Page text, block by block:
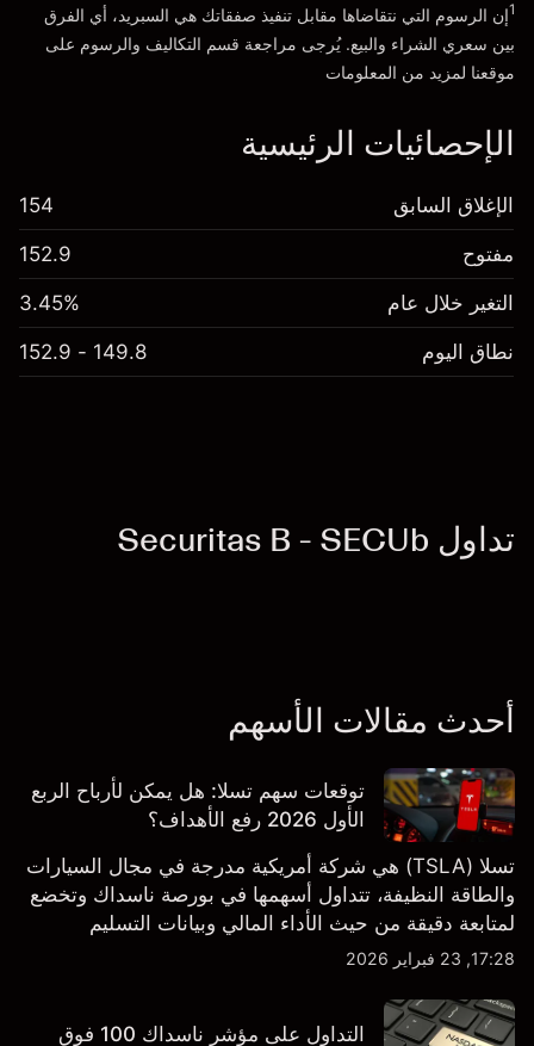
انتقل إلى المنصة 1إن الرسوم التي نتقاضاها مقابل تنفيذ صفقاتك هي السبريد، أي الفرق
بين سعري الشراء والبيع. يُرجى مراجعة قسم التكاليف والرسوم على
موقعنا لمزيد من المعلومات
الإحصائيات الرئيسية
الإغلاق السابق 154
مفتوح 152.9
التغير خلال عام 3.45%
نطاق اليوم 149.8 - 152.9
تداول Securitas B - SECUb
أحدث مقالات الأسهم
توقعات سهم تسلا: هل يمكن لأرباح الربع
الأول 2026 رفع الأهداف؟
تسلا (TSLA) هي شركة أمريكية مدرجة في مجال السيارات
والطاقة النظيفة، تتداول أسهمها في بورصة ناسداك وتخضع
لمتابعة دقيقة من حيث الأداء المالي وبيانات التسليم
والتطورات في التكنولوجيا والتصنيع. استكشف أهداف أسعار
17:28, 23 فبراير 2026
التداول على مؤشر ناسداك 100 فوق